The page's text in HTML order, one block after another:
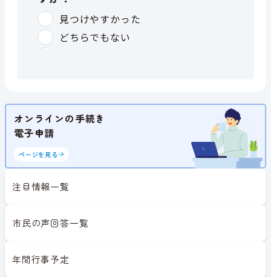
オンラインの手続き
電子申請
ページを見る
注目情報一覧
市民の声回答一覧
年間行事予定